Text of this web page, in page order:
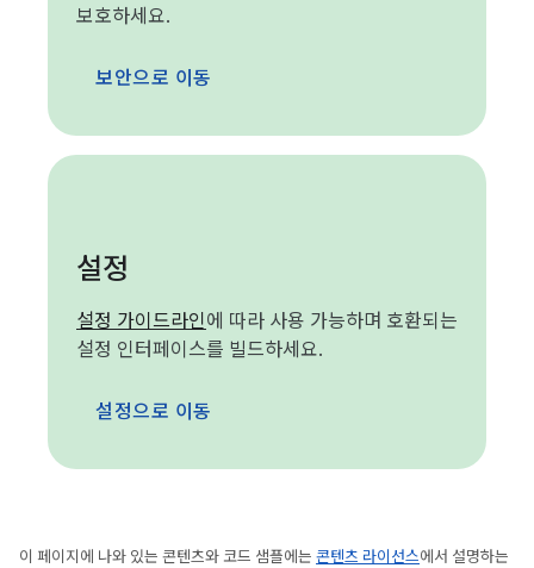
보호하세요.
보안으로 이동
설정
설정 가이드라인에 따라 사용 가능하며 호환되는
설정 인터페이스를 빌드하세요.
설정으로 이동
이 페이지에 나와 있는 콘텐츠와 코드 샘플에는 콘텐츠 라이선스에서 설명하는